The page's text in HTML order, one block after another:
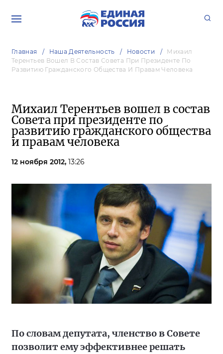
Главная Наша Деятельность Новости
Михаил
Терентьев Вошел В Состав Совета При Президенте По
Развитию Гражданского Общества И Правам Человека
Михаил Терентьев вошел в состав
Совета при президенте по
развитию гражданского общества
и правам человека
12 ноября 2012, 13:26
По словам депутата, членство в Совете
позволит ему эффективнее решать